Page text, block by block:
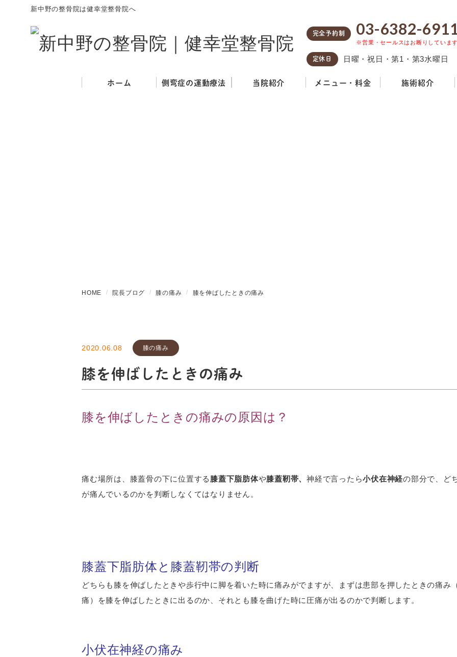
新中野の整骨院は健幸堂整骨院へ
完全予約制 03-6382-
※営業・セールスはお断りしています
定休日 日曜・祝日・第1・第3水曜日
ホーム 側弯症の運動療法 当院紹介 メニュー・料金 施術紹介
HOME 院長ブログ 膝の痛み 膝を伸ばしたときの痛み
2020.06.08 膝の痛み
膝を伸ばしたときの痛み
膝を伸ばしたときの痛みの原因は？
痛む場所は、膝蓋骨の下に位置する 膝蓋下脂肪体や膝蓋靭帯、 神経で言ったら小伏在神経の部分で、ど
が痛んでいるのかを判断しなくてはなりません。
膝蓋下脂肪体と膝蓋靭帯の判断
どちらも膝を伸ばしたときや歩行中に脚を着いた時に痛みがでますが、まずは患部を押したときの痛み
痛）を膝を伸ばしたときに出るのか、それとも膝を曲げた時に圧痛が出るのかで判断します。
小伏在神経の痛み